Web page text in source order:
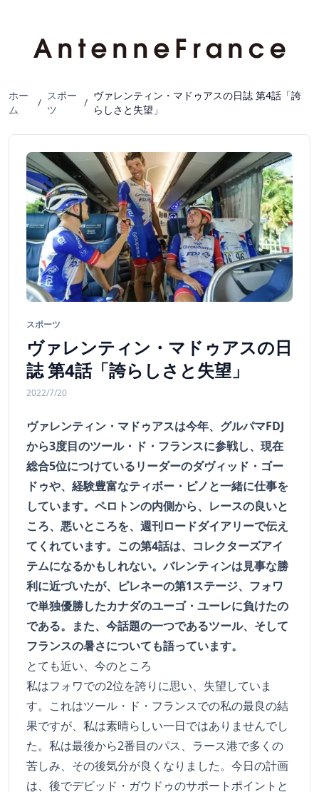
ホー
ム
/
スポー
ツ
/
ヴァレンティン・マドゥアスの日誌 第4話「誇
らしさと失望」
スポーツ
ヴァレンティン・マドゥアスの日
誌 第4話「誇らしさと失望」
2022/7/20
ヴァレンティン・マドゥアスは今年、グルパマFDJ
から3度目のツール・ド・フランスに参戦し、現在
総合5位につけているリーダーのダヴィッド・ゴー
ドゥや、経験豊富なティボー・ピノと一緒に仕事を
しています。ペロトンの内側から、レースの良いと
ころ、悪いところを、週刊ロードダイアリーで伝え
てくれています。この第4話は、コレクターズアイ
テムになるかもしれない。バレンティンは見事な勝
利に近づいたが、ピレネーの第1ステージ、フォワ
で単独優勝したカナダのユーゴ・ユーレに負けたの
である。また、今話題の一つであるツール、そして
フランスの暑さについても語っています。
とても近い、今のところ
私はフォワでの2位を誇りに思い、失望していま
す。これはツール・ド・フランスでの私の最良の結
果ですが、私は素晴らしい一日ではありませんでし
た。私は最後から2番目のパス、ラース港で多くの
苦しみ、その後気分が良くなりました。今日の計画
は、後でデビッド・ガウドゥのサポートポイントと